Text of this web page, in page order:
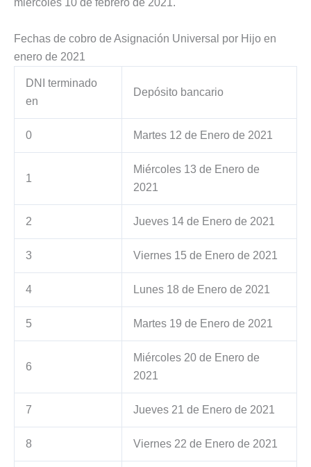
miércoles 10 de febrero de 2021.
Fechas de cobro de Asignación Universal por Hijo en
enero de 2021
DNI terminado
en
Depósito bancario
0 Martes 12 de Enero de 2021
1
Miércoles 13 de Enero de
2021
2 Jueves 14 de Enero de 2021
3 Viernes 15 de Enero de 2021
4 Lunes 18 de Enero de 2021
5 Martes 19 de Enero de 2021
6
Miércoles 20 de Enero de
2021
7 Jueves 21 de Enero de 2021
8 Viernes 22 de Enero de 2021